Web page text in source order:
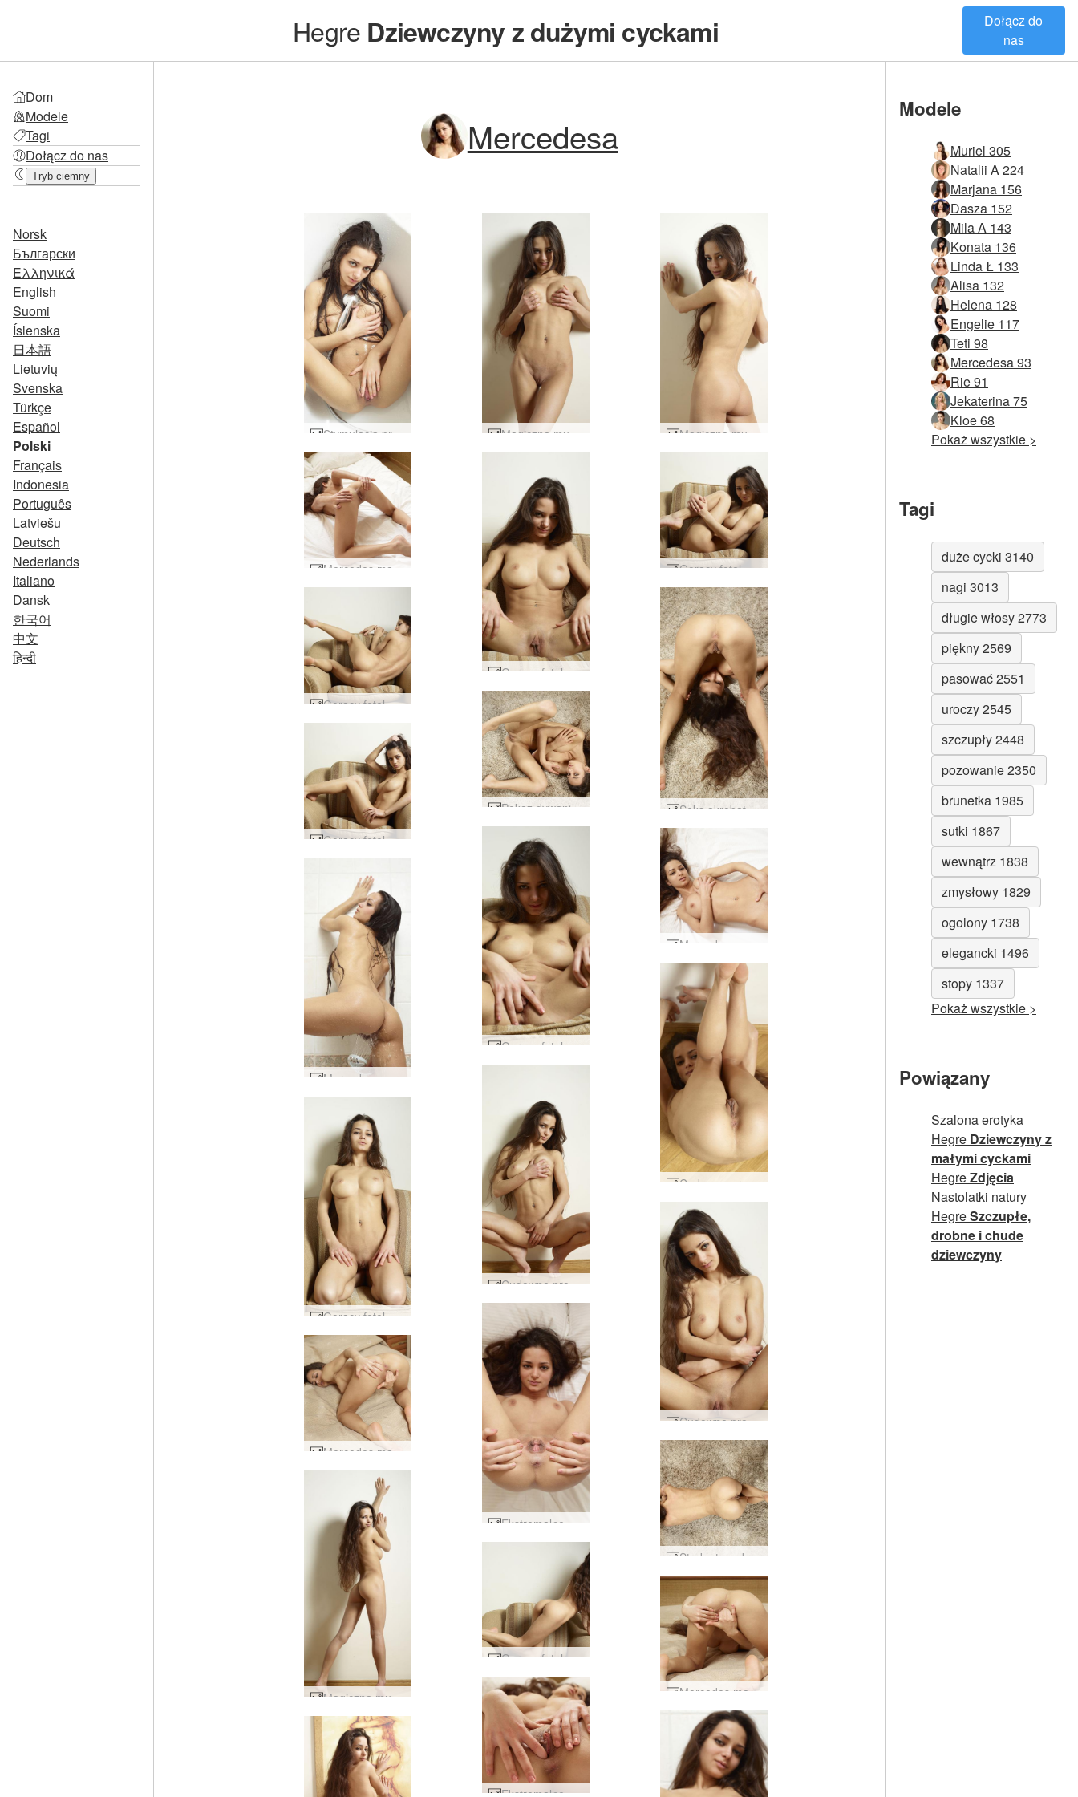
Hegre Dziewczyny z dużymi cyckami
Dołącz do
nas
Dom
Modele
Tagi
Dołącz do nas
Tryb ciemny
Norsk
Български
Ελληνικά
English
Suomi
Íslenska
日本語
Lietuvių
Svenska
Türkçe
Español
Polski
Français
Indonesia
Português
Latviešu
Deutsch
Nederlands
Italiano
Dansk
한국어
中文
हिन्दी
Mercedesa
Gorący fotel Mercedesa #9
Gorący fotel Mercedesa #6
Gorący fotel Mercedesa #34
Seks akrobata Mercedesa #18
Pokaz dywaników Mercedes flexi #16
Gorący fotel Mercedesa #1
Gorący fotel Mercedesa #21
Mercedes pod prysznicem podglądaczem #80
Cudowne proporcje Mercedesa #39
Cudowne proporcje Mercedesa #7
Gorący fotel Mercedesa #65
Cudowne proporcje Mercedesa #32
Mercedes marzy o kochanku #23
Student medycyny Mercedesa #28
Magiczna muza Mercedesa #12
Gorący fotel Mercedesa #41
Mercedes marzy o kochanku #22
Ekstremalne pozowanie Mercedesa #37
Modele
Muriel 305
Natalii A 224
Marjana 156
Dasza 152
Mila A 143
Konata 136
Linda Ł 133
Alisa 132
Helena 128
Engelie 117
Teti 98
Mercedesa 93
Rie 91
Jekaterina 75
Kloe 68
Pokaż wszystkie >
Tagi
duże cycki 3140
nagi 3013
długie włosy 2773
piękny 2569
pasować 2551
uroczy 2545
szczupły 2448
pozowanie 2350
brunetka 1985
sutki 1867
wewnątrz 1838
zmysłowy 1829
ogolony 1738
elegancki 1496
stopy 1337
Pokaż wszystkie >
Powiązany
Szalona erotyka
Hegre Dziewczyny z
małymi cyckami
HegreZdjęcia
Nastolatki natury
HegreSzczupłe,
drobne i chude
dziewczyny